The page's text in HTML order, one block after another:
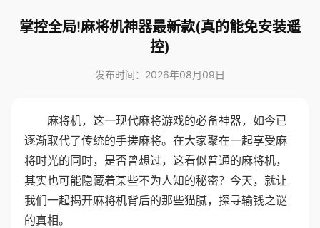
掌控全局!麻将机神器最新款(真的能免安装遥
控)
发布时间：2026年08月09日
麻将机，这一现代麻将游戏的必备神器，如今已
逐渐取代了传统的手搓麻将。在大家聚在一起享受麻
将时光的同时，是否曾想过，这看似普通的麻将机，
其实也可能隐藏着某些不为人知的秘密？今天，就让
我们一起揭开麻将机背后的那些猫腻，探寻输钱之谜
的真相。